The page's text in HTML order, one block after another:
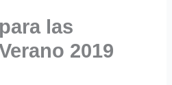
las
2019